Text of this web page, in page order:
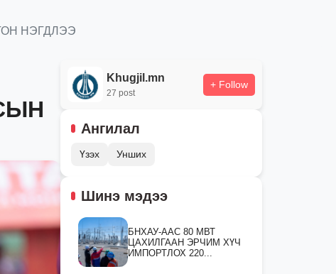
НЭГДЛЭЭ
Khugjil.mn
27 post
+ Follow
Ангилал
Үзэх Унших
Шинэ мэдээ
БНХАУ-ААС 80 МВТ
ЦАХИЛГААН ЭРЧИМ ХҮЧ
ИМПОРТЛОХ 220...